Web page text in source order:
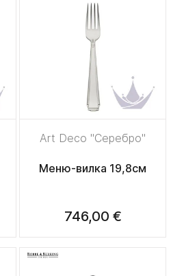
Art Deco "Серебро"
Меню-вилка 19,8см
746,00 €